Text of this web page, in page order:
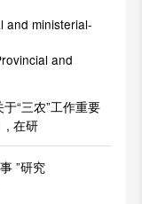
and ministerial-
and
“三农”工作重要
, 在研
”研究